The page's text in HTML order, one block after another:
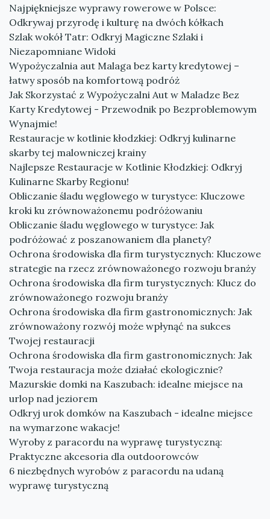
Najpiękniejsze wyprawy rowerowe w Polsce:
Odkrywaj przyrodę i kulturę na dwóch kółkach
Szlak wokół Tatr: Odkryj Magiczne Szlaki i
Niezapomniane Widoki
Wypożyczalnia aut Malaga bez karty kredytowej –
łatwy sposób na komfortową podróż
Jak Skorzystać z Wypożyczalni Aut w Maladze Bez
Karty Kredytowej - Przewodnik po Bezproblemowym
Wynajmie!
Restauracje w kotlinie kłodzkiej: Odkryj kulinarne
skarby tej malowniczej krainy
Najlepsze Restauracje w Kotlinie Kłodzkiej: Odkryj
Kulinarne Skarby Regionu!
Obliczanie śladu węglowego w turystyce: Kluczowe
kroki ku zrównoważonemu podróżowaniu
Obliczanie śladu węglowego w turystyce: Jak
podróżować z poszanowaniem dla planety?
Ochrona środowiska dla firm turystycznych: Kluczowe
strategie na rzecz zrównoważonego rozwoju branży
Ochrona środowiska dla firm turystycznych: Klucz do
zrównoważonego rozwoju branży
Ochrona środowiska dla firm gastronomicznych: Jak
zrównoważony rozwój może wpłynąć na sukces
Twojej restauracji
Ochrona środowiska dla firm gastronomicznych: Jak
Twoja restauracja może działać ekologicznie?
Mazurskie domki na Kaszubach: idealne miejsce na
urlop nad jeziorem
Odkryj urok domków na Kaszubach - idealne miejsce
na wymarzone wakacje!
Wyroby z paracordu na wyprawę turystyczną:
Praktyczne akcesoria dla outdoorowców
6 niezbędnych wyrobów z paracordu na udaną
wyprawę turystyczną